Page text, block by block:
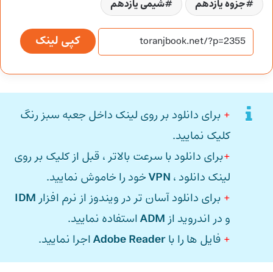
جزوه یازدهم شیمی یازدهم
کپی لینک
+ برای دانلود بر روی لینک داخل جعبه سبز رنگ
کلیک نمایید.
+برای دانلود با سرعت بالاتر ، قبل از کلیک بر روی
لینک دانلود ، VPNخود را خاموش نمایید.
+ برای دانلود آسان تر در ویندوز از نرم افزار IDM
و در اندروید از ADMاستفاده نمایید.
+ فایل ها را باAdobe Readerاجرا نمایید.